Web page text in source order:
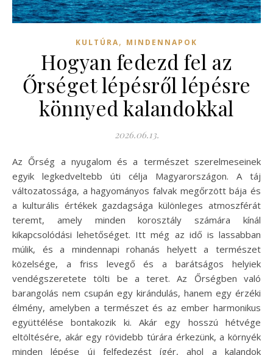
KULTÚRA, MINDENNAPOK
Hogyan fedezd fel az
Őrséget lépésről lépésre
könnyed kalandokkal
2026.06.13.
Az Őrség a nyugalom és a természet szerelmeseinek
egyik legkedveltebb úti célja Magyarországon. A táj
változatossága, a hagyományos falvak megőrzött bája és
a kulturális értékek gazdagsága különleges atmoszférát
teremt, amely minden korosztály számára kínál
kikapcsolódási lehetőséget. Itt még az idő is lassabban
múlik, és a mindennapi rohanás helyett a természet
közelsége, a friss levegő és a barátságos helyiek
vendégszeretete tölti be a teret. Az Őrségben való
barangolás nem csupán egy kirándulás, hanem egy érzéki
élmény, amelyben a természet és az ember harmonikus
együttélése bontakozik ki. Akár egy hosszú hétvége
eltöltésére, akár egy rövidebb túrára érkezünk, a környék
minden lépése új felfedezést ígér, ahol a kalandok